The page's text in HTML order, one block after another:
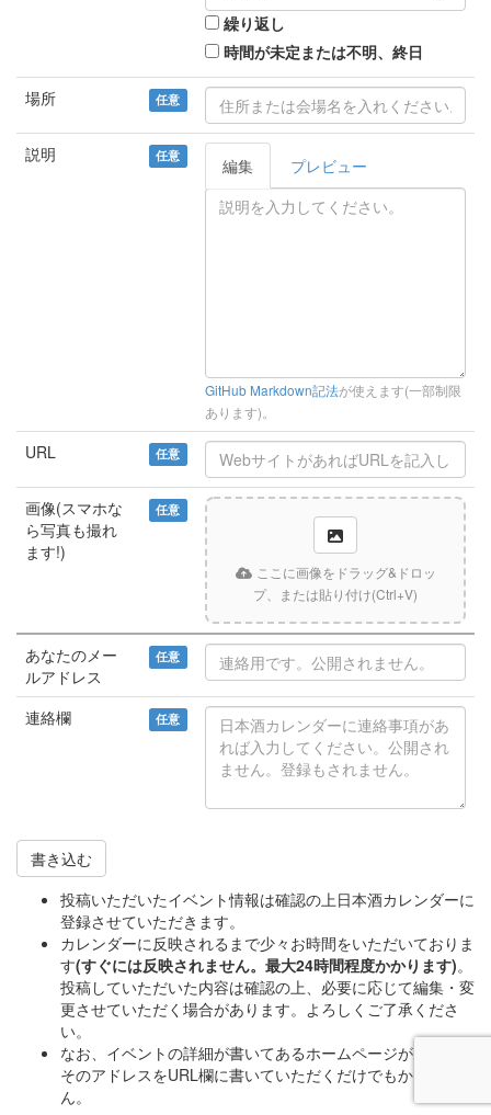
繰り返し
時間が未定または不明、終日
場所 任意
説明 任意 編集 プレビュー
GitHub Markdown記法が使えます(一部制限
あります)。
URL 任意
画像(スマホな
ら写真も撮れ
ます!)
任意
ここに画像をドラッグ&ドロッ
プ、または貼り付け(Ctrl+V)
あなたのメー
ルアドレス
任意
連絡欄 任意
書き込む
投稿いただいたイベント情報は確認の上日本酒カレンダーに
登録させていただきます。
カレンダーに反映されるまで少々お時間をいただいておりま
す(すぐには反映されません。最大24時間程度かかります)。
投稿していただいた内容は確認の上、必要に応じて編集・変
更させていただく場合があります。よろしくご了承くださ
い。
なお、イベントの詳細が書いてあるホームページがあれば、
そのアドレスをURL欄に書いていただくだけでもかまいませ
ん。